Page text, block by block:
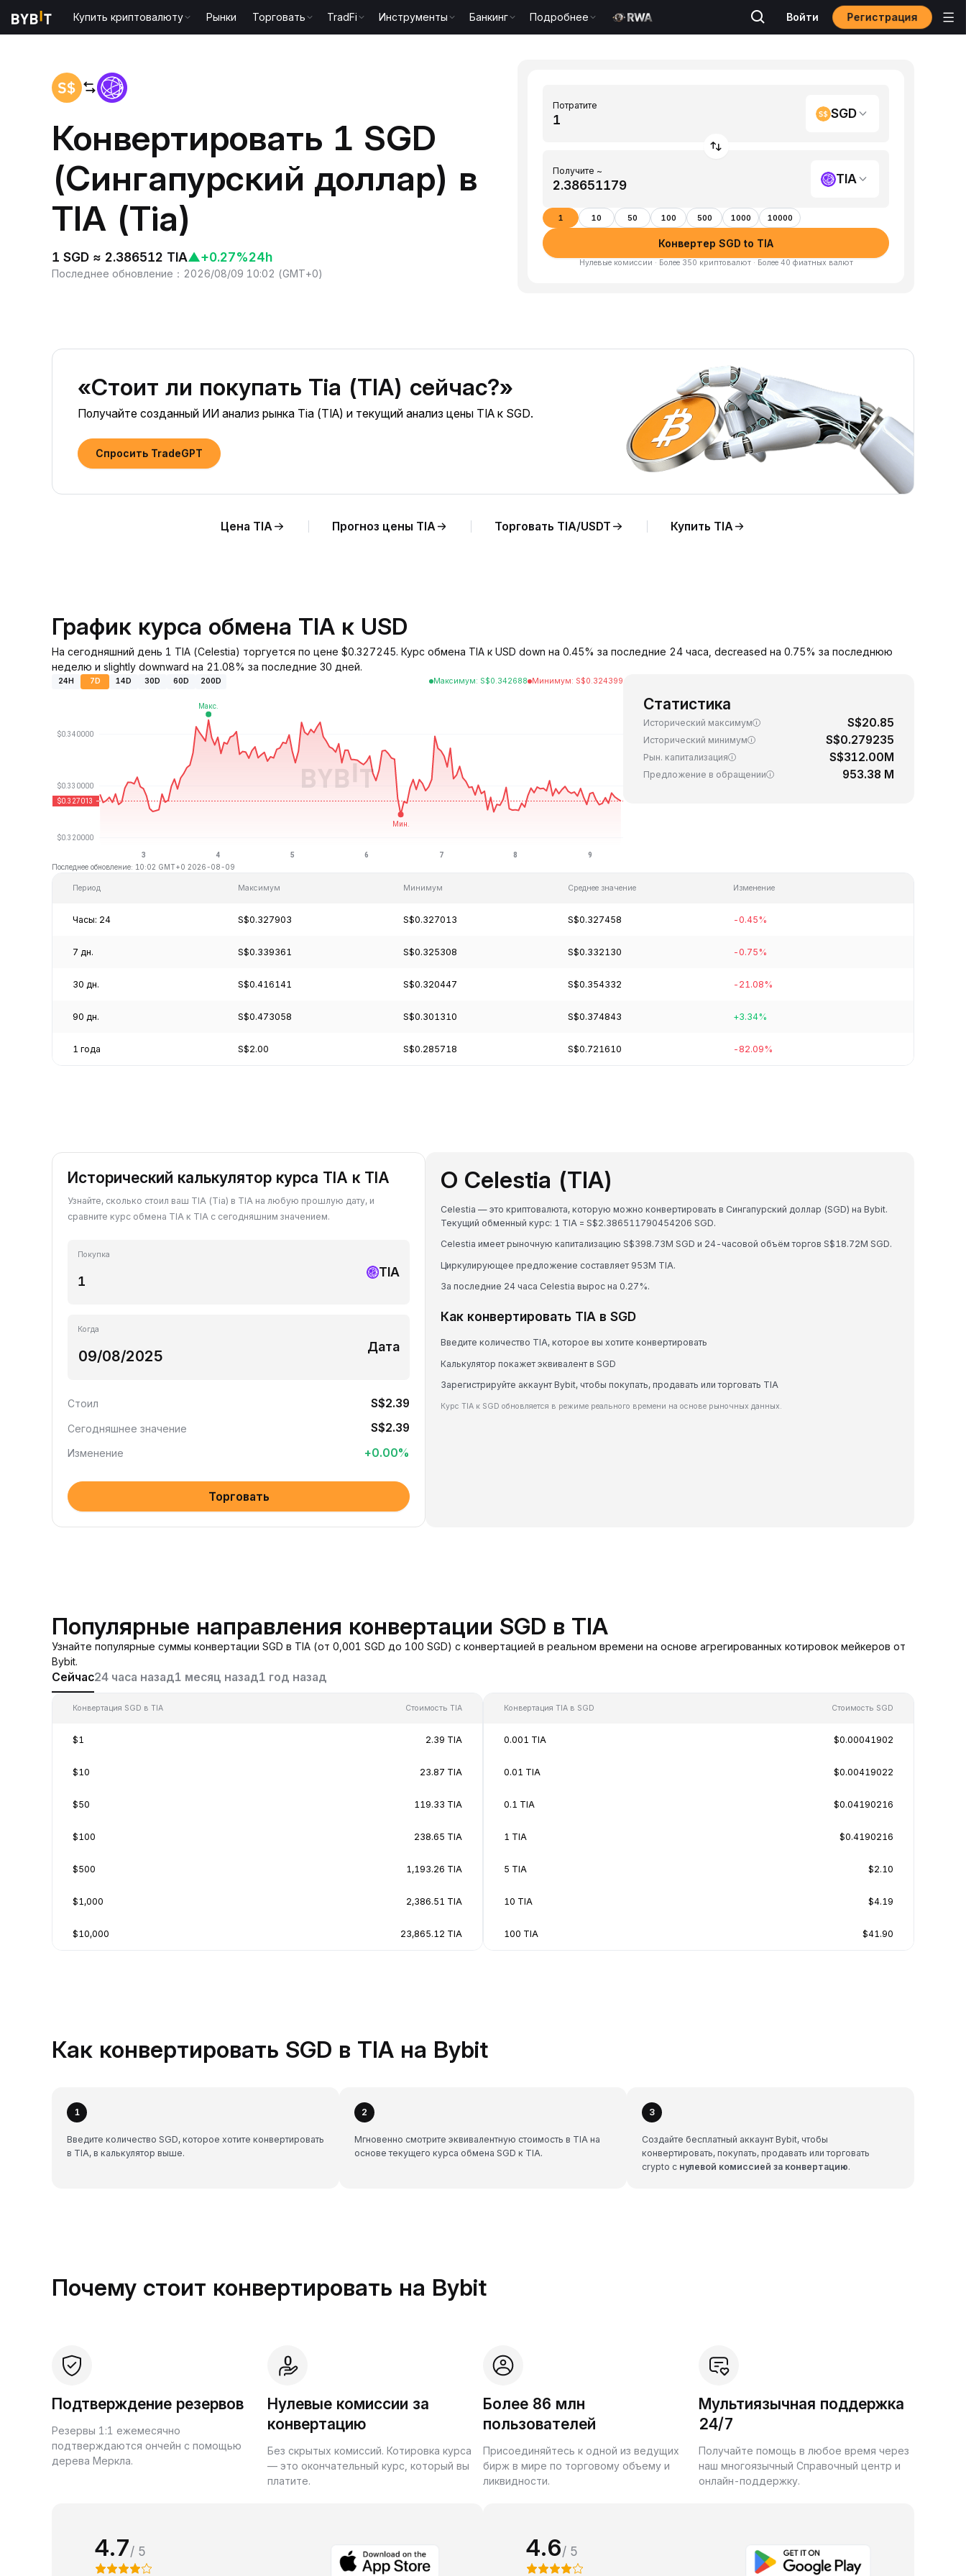
Купить криптовалюту Рынки Торговать TradFi Инструменты Банкинг Подробнее Войти Регистрация
Конвертировать 1 SGD
(Сингапурский доллар) в
TIA (Tia)
1 SGD ≈ 2.386512 TIA▲+0.27%24h
Последнее обновление ： 2026/08/09 10:02 (GMT+0)
Потратите
SGD
Получите ~
TIA
1 10 50 100 500 1000 10000
Конвертер SGD to TIA
Нулевые комиссии · Более 350 криптовалют · Более 40 фиатных валют
«Стоит ли покупать Tia (TIA) сейчас?»
Получайте созданный ИИ анализ рынка Tia (TIA) и текущий анализ цены TIA к SGD.
Спросить TradeGPT
Цена TIA Прогноз цены TIA Торговать TIA/USDT Купить TIA
График курса обмена TIA к USD
На сегодняшний день 1 TIA (Celestia) торгуется по цене $0.327245. Курс обмена TIA к USD down на 0.45% за последние 24 часа, decreased на 0.75% за последнюю
неделю и slightly downward на 21.08% за последние 30 дней.
24H 7D 14D 30D 60D 200D Максимум: S$0.342688 Минимум: S$0.324399
Последнее обновление: 10:02 GMT+0 2026-08-09
Статистика
Исторический максимум S$20.85
Исторический минимум S$0.279235
Рын. капитализация S$312.00M
Предложение в обращении 953.38 M
Период Максимум Минимум Среднее значение Изменение
Часы: 24 S$0.327903 S$0.327013 S$0.327458 -0.45%
7 дн. S$0.339361 S$0.325308 S$0.332130 -0.75%
30 дн. S$0.416141 S$0.320447 S$0.354332 -21.08%
90 дн. S$0.473058 S$0.301310 S$0.374843 +3.34%
1 года S$2.00 S$0.285718 S$0.721610 -82.09%
Исторический калькулятор курса TIA к TIA
Узнайте, сколько стоил ваш TIA (Tia) в TIA на любую прошлую дату, и
сравните курс обмена TIA к TIA с сегодняшним значением.
Покупка
TIA
Когда
Дата
Стоил S$2.39
Сегодняшнее значение S$2.39
Изменение +0.00%
Торговать
О Celestia (TIA)
Celestia — это криптовалюта, которую можно конвертировать в Сингапурский доллар (SGD) на Bybit.
Текущий обменный курс: 1 TIA = S$2.386511790454206 SGD.
Celestia имеет рыночную капитализацию S$398.73M SGD и 24-часовой объём торгов S$18.72M SGD.
Циркулирующее предложение составляет 953M TIA.
За последние 24 часа Celestia вырос на 0.27%.
Как конвертировать TIA в SGD
Введите количество TIA, которое вы хотите конвертировать
Калькулятор покажет эквивалент в SGD
Зарегистрируйте аккаунт Bybit, чтобы покупать, продавать или торговать TIA
Курс TIA к SGD обновляется в режиме реального времени на основе рыночных данных.
Популярные направления конвертации SGD в TIA
Узнайте популярные суммы конвертации SGD в TIA (от 0,001 SGD до 100 SGD) с конвертацией в реальном времени на основе агрегированных котировок мейкеров от
Bybit.
Сейчас24 часа назад1 месяц назад1 год назад
Конвертация SGD в TIA Стоимость TIA
$1 2.39 TIA
$10 23.87 TIA
$50 119.33 TIA
$100 238.65 TIA
$500 1,193.26 TIA
$1,000 2,386.51 TIA
$10,000 23,865.12 TIA
Конвертация TIA в SGD Стоимость SGD
0.001 TIA $0.00041902
0.01 TIA $0.00419022
0.1 TIA $0.04190216
1 TIA $0.4190216
5 TIA $2.10
10 TIA $4.19
100 TIA $41.90
Как конвертировать SGD в TIA на Bybit
1
Введите количество SGD, которое хотите конвертировать
в TIA, в калькулятор выше.
2
Мгновенно смотрите эквивалентную стоимость в TIA на
основе текущего курса обмена SGD к TIA.
3
Создайте бесплатный аккаунт Bybit, чтобы
конвертировать, покупать, продавать или торговать
crypto с нулевой комиссией за конвертацию.
Почему стоит конвертировать на Bybit
Подтверждение резервов
Резервы 1:1 ежемесячно
подтверждаются ончейн с помощью
дерева Меркла.
Нулевые комиссии за
конвертацию
Без скрытых комиссий. Котировка курса
— это окончательный курс, который вы
платите.
Более 86 млн
пользователей
Присоединяйтесь к одной из ведущих
бирж в мире по торговому объему и
ликвидности.
Мультиязычная поддержка
24/7
Получайте помощь в любое время через
наш многоязычный Справочный центр и
онлайн-поддержку.
4.7/ 5 4.6/ 5